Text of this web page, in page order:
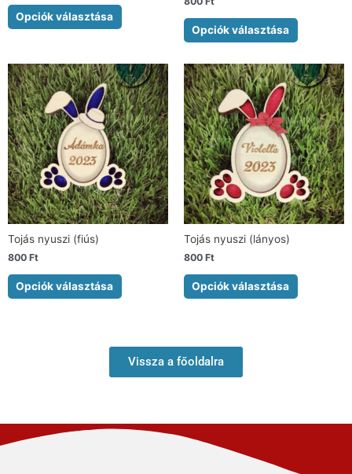
Opciók választása
Opciók választása
Tojás nyuszi (fiús)
800 Ft
Opciók választása
Tojás nyuszi (lányos)
800 Ft
Opciók választása
Vissza a főoldalra